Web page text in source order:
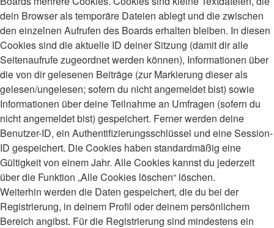
dein Browser als temporäre Dateien ablegt und die zwischen
den einzelnen Aufrufen des Boards erhalten bleiben. In diesen
Cookies sind die aktuelle ID deiner Sitzung (damit dir alle
Seitenaufrufe zugeordnet werden können), Informationen über
die von dir gelesenen Beiträge (zur Markierung dieser als
gelesen/ungelesen; sofern du nicht angemeldet bist) sowie
Informationen über deine Teilnahme an Umfragen (sofern du
nicht angemeldet bist) gespeichert. Ferner werden deine
Benutzer-ID, ein Authentifizierungsschlüssel und eine Session-
ID gespeichert. Die Cookies haben standardmäßig eine
Gültigkeit von einem Jahr. Alle Cookies kannst du jederzeit
über die Funktion „Alle Cookies löschen“ löschen.
Weiterhin werden die Daten gespeichert, die du bei der
Registrierung, in deinem Profil oder deinem persönlichem
Bereich angibst. Für die Registrierung sind mindestens ein